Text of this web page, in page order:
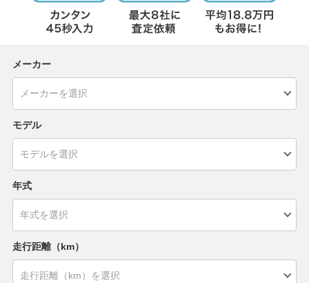
メーカー
モデル
年式
走行距離（km）